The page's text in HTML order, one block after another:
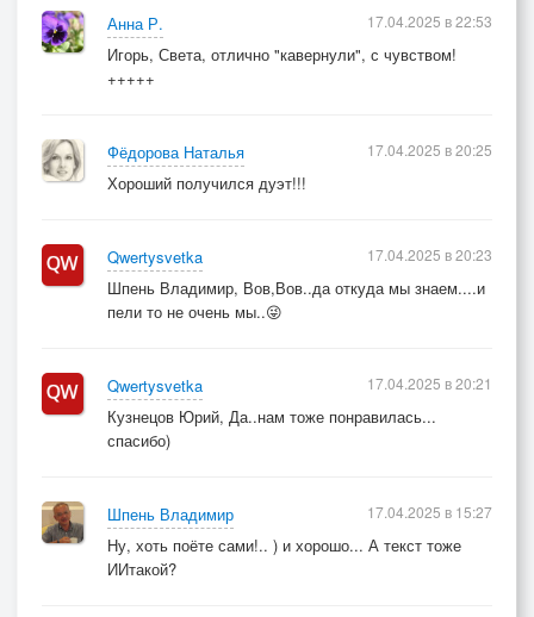
Анна Р.
Игорь, Света, отлично "кавернули", с чувством!
+++++
17.04.2025 в 22:53
Фёдорова Наталья
Хороший получился дуэт!!!
17.04.2025 в 20:25
Qwertysvetka
Шпень Владимир, Вов,Вов..да откуда мы знаем....и
пели то не очень мы..😜
17.04.2025 в 20:23
Qwertysvetka
Кузнецов Юрий, Да..нам тоже понравилась...
спасибо)
17.04.2025 в 20:21
Шпень Владимир
Ну, хоть поёте сами!.. ) и хорошо... А текст тоже
ИИтакой?
17.04.2025 в 15:27